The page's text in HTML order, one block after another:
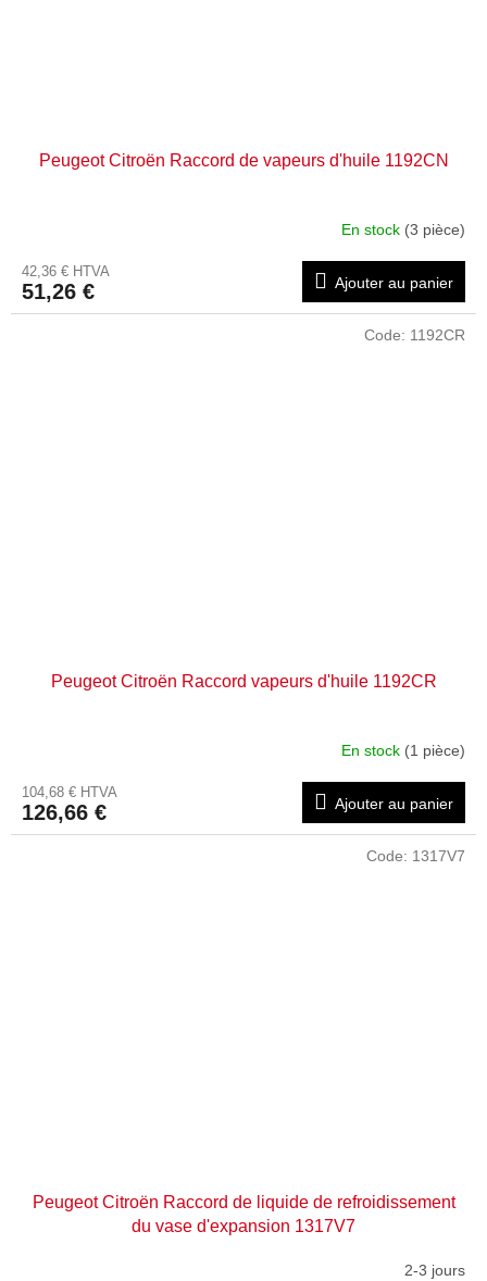
Peugeot Citroën Raccord de vapeurs d'huile 1192CN
En stock (3 pièce)
42,36 € HTVA
51,26 € Ajouter au panier
Peugeot Citroën Raccord vapeurs d'huile 1192CR
En stock (1 pièce)
104,68 € HTVA
126,66 € Ajouter au panier
Code: 1192CR
Peugeot Citroën Raccord de liquide de refroidissement
du vase d'expansion 1317V7
2-3 jours
Code: 1317V7